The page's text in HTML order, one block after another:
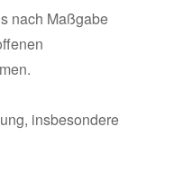
nach Maßgabe
insbesondere